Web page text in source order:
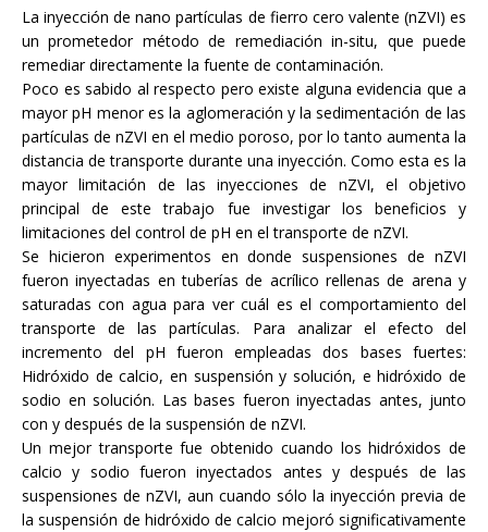
La inyección de nano partículas de fierro cero valente (nZVI) es
un prometedor método de remediación in-situ, que puede
remediar directamente la fuente de contaminación.
Poco es sabido al respecto pero existe alguna evidencia que a
mayor pH menor es la aglomeración y la sedimentación de las
partículas de nZVI en el medio poroso, por lo tanto aumenta la
distancia de transporte durante una inyección. Como esta es la
mayor limitación de las inyecciones de nZVI, el objetivo
principal de este trabajo fue investigar los beneficios y
limitaciones del control de pH en el transporte de nZVI.
Se hicieron experimentos en donde suspensiones de nZVI
fueron inyectadas en tuberías de acrílico rellenas de arena y
saturadas con agua para ver cuál es el comportamiento del
transporte de las partículas. Para analizar el efecto del
incremento del pH fueron empleadas dos bases fuertes:
Hidróxido de calcio, en suspensión y solución, e hidróxido de
sodio en solución. Las bases fueron inyectadas antes, junto
con y después de la suspensión de nZVI.
Un mejor transporte fue obtenido cuando los hidróxidos de
calcio y sodio fueron inyectados antes y después de las
suspensiones de nZVI, aun cuando sólo la inyección previa de
la suspensión de hidróxido de calcio mejoró significativamente